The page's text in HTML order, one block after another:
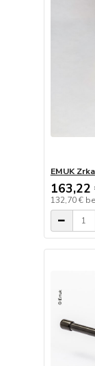
EMUK
163,22
132,70 €